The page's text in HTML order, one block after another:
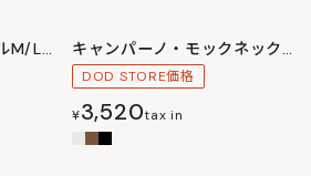
キャンパーノ・ネルネルM/L/XL キャンパーノ・モックネックM/L/XL
DOD STORE価格
¥3,520tax in